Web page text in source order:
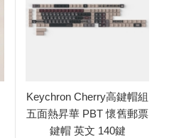
Keychron Cherry高鍵帽組
五面熱昇華 PBT 懷舊郵票
鍵帽 英文 140鍵